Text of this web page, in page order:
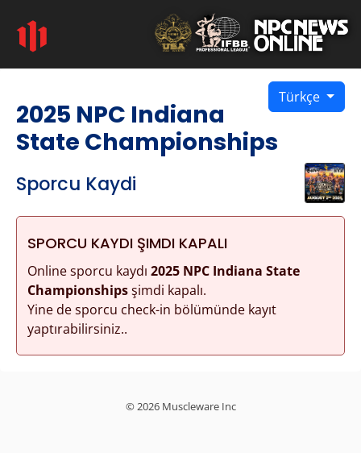
Türkçe
2025 NPC Indiana
State Championships
Sporcu Kaydi
SPORCU KAYDI ŞIMDI KAPALI
Online sporcu kaydı 2025 NPC Indiana State
Championshipsşimdi kapalı.
Yine de sporcu check-in bölümünde kayıt
yaptırabilirsiniz..
© 2026 Muscleware Inc